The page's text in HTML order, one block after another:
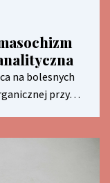
na bolesnych
przy…